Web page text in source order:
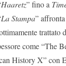
Haaretz” fino a
La Stampa”
trattato
come “The
History X” con